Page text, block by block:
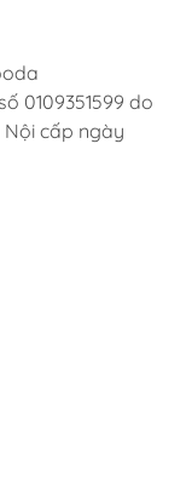
0109351599 do
Nội cấp ngày